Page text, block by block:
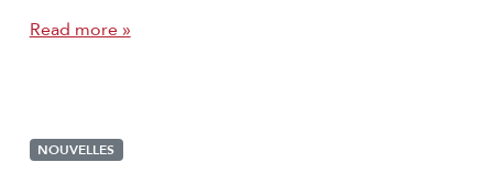
Read more »
NOUVELLES